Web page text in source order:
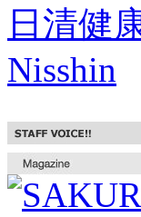
日清健
Nisshin